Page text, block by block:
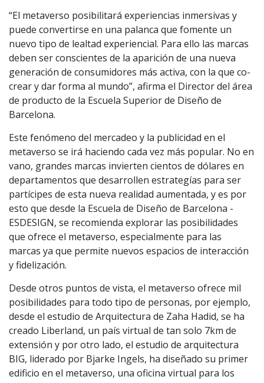
“El metaverso posibilitará experiencias inmersivas y
puede convertirse en una palanca que fomente un
nuevo tipo de lealtad experiencial. Para ello las marcas
deben ser conscientes de la aparición de una nueva
generación de consumidores más activa, con la que co-
crear y dar forma al mundo”, afirma el Director del área
de producto de la Escuela Superior de Diseño de
Barcelona.
Este fenómeno del mercadeo y la publicidad en el
metaverso se irá haciendo cada vez más popular. No en
vano, grandes marcas invierten cientos de dólares en
departamentos que desarrollen estrategías para ser
partícipes de esta nueva realidad aumentada, y es por
esto que desde la Escuela de Diseño de Barcelona -
ESDESIGN, se recomienda explorar las posibilidades
que ofrece el metaverso, especialmente para las
marcas ya que permite nuevos espacios de interacción
y fidelización.
Desde otros puntos de vista, el metaverso ofrece mil
posibilidades para todo tipo de personas, por ejemplo,
desde el estudio de Arquitectura de Zaha Hadid, se ha
creado Liberland, un país virtual de tan solo 7km de
extensión y por otro lado, el estudio de arquitectura
BIG, liderado por Bjarke Ingels, ha diseñado su primer
edificio en el metaverso, una oficina virtual para los